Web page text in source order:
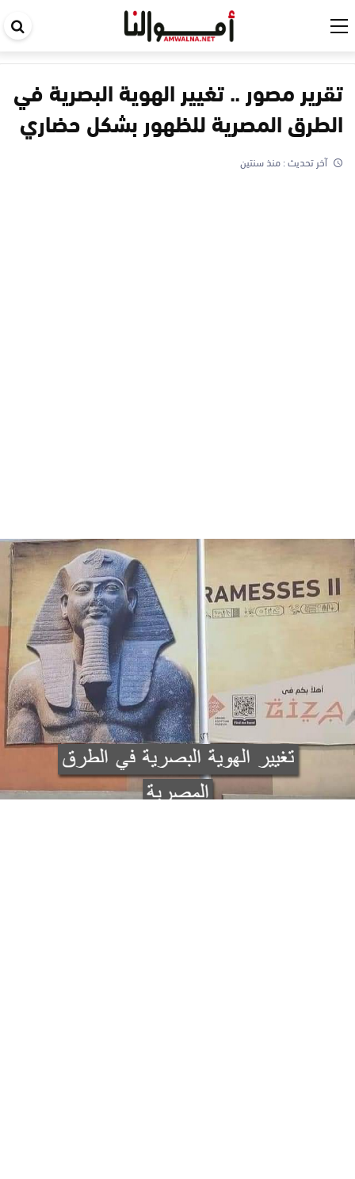
تقرير مصور .. تغيير الهوية البصرية في
الطرق المصرية للظهور بشكل حضاري
آخر تحديث :منذ سنتين